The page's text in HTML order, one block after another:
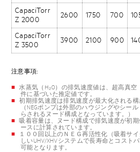
CapaciTorr
Z 2000
2600 1750 700
CapaciTorr
Z 3500
3900 2100 900
注意事項:
水蒸気（H₂O）の排気速度値は、超高真空
件に基づいた推定値です。
初期排気速度は排気速度が最大化される構
（NEGポンプは外部のハウジングやシー
らされるヌード構成となっています。）
吸着容量は、ヌード構成で排気速度が初
ースに計算されています。
１００回以上のＮＥＧ再活性化（吸着サ
しいUHV/XHVシステムで長寿命とコスト
可能となります。